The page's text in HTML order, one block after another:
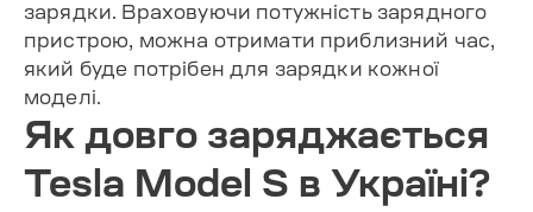
зарядки. Враховуючи потужність зарядного
пристрою, можна отримати приблизний час,
який буде потрібен для зарядки кожної
моделі.
Як довго заряджається
Tesla Model S в Україні?